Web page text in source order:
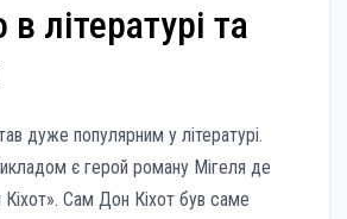
в літературі та
дуже популярним у літературі.
є герой роману Мігеля де
Сам Дон Кіхот був саме